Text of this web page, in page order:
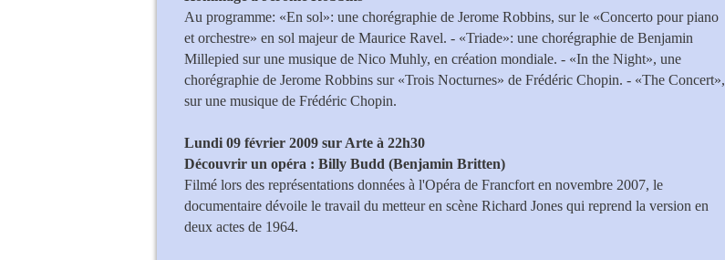
Au programme: «En sol»: une chorégraphie de Jerome Robbins, sur le «Concerto pour piano
et orchestre» en sol majeur de Maurice Ravel. - «Triade»: une chorégraphie de Benjamin
Millepied sur une musique de Nico Muhly, en création mondiale. - «In the Night», une
chorégraphie de Jerome Robbins sur «Trois Nocturnes» de Frédéric Chopin. - «The Concert»,
sur une musique de Frédéric Chopin.
Lundi 09 février 2009 sur Arte à 22h30
Découvrir un opéra : Billy Budd (Benjamin Britten)
Filmé lors des représentations données à l'Opéra de Francfort en novembre 2007, le
documentaire dévoile le travail du metteur en scène Richard Jones qui reprend la version en
deux actes de 1964.